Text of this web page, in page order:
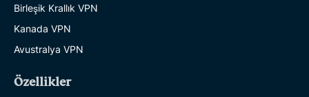
Birleşik Krallık VPN
Kanada VPN
Avustralya VPN
Özellikler